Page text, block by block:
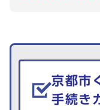
生活情報を探
京都市
手続き